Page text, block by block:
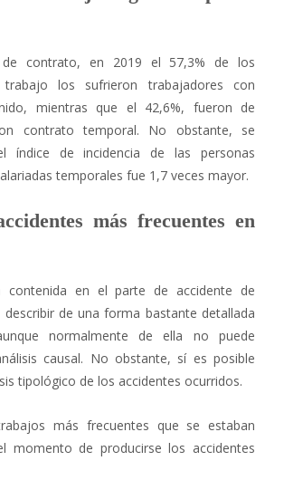
contrato, en 2019 el 57,3% de los
trabajo los sufrieron trabajadores con
mientras que el 42,6%, fueron de
contrato temporal. No obstante, se
índice de incidencia de las personas
temporales fue 1,7 veces mayor.
más frecuentes en
contenida en el parte de accidente de
de una forma bastante detallada
normalmente de ella no puede
causal. No obstante, sí es posible
tipológico de los accidentes ocurridos.
más frecuentes que se estaban
momento de producirse los accidentes